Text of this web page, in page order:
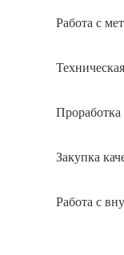
Работа с
Закупка
Работа с